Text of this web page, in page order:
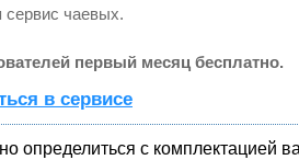
чаевых.
первый месяц бесплатно.
в сервисе
определиться с комплектацией